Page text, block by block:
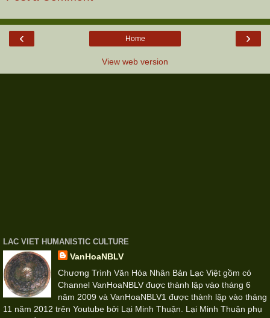
‹ ›
Home
View web version
LAC VIET HUMANISTIC CULTURE
VanHoaNBLV
Chương Trình Văn Hóa Nhân Bản Lạc Việt gồm có
Channel VanHoaNBLV đuợc thành lập vào tháng 6
năm 2009 và VanHoaNBLV1 được thành lập vào tháng
11 năm 2012 trên Youtube bởi Lại Minh Thuận. Lại Minh Thuận phụ